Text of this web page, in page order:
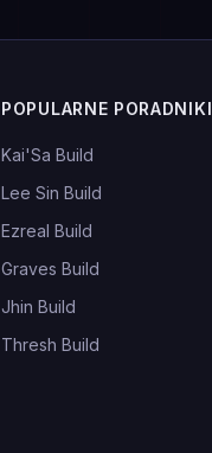
POPULARNE PORADNIKI
Kai'Sa Build
Lee Sin Build
Ezreal Build
Graves Build
Jhin Build
Thresh Build